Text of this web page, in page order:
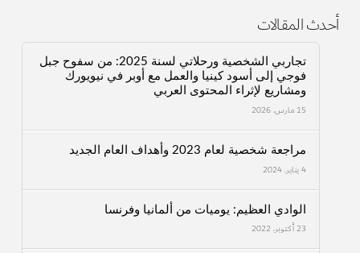
أحدث المقالات
تجاربي الشخصية ورحلاتي لسنة 2025: من سفوح جبل
فوجي إلى أسود كينيا والعمل مع أوبر في نيويورك
ومشاريع لإثراء المحتوى العربي
15 مارس، 2026
مراجعة شخصية لعام 2023 وأهداف العام الجديد
4 يناير، 2024
الوادي العظيم: يوميات من ألمانيا وفرنسا
23 أكتوبر، 2022